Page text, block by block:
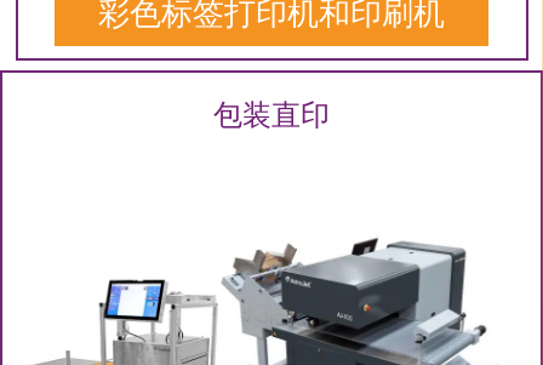
彩色标签打印机和印刷机
包装直印